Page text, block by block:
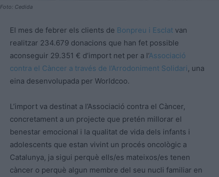
Foto: Cedida
El mes de febrer els clients de Bonpreu i Esclat van
realitzar 234.679 donacions que han fet possible
aconseguir 29.351 € d’import net per a l’Associació
contra el Càncer a través de l’Arrodoniment Solidari, una
eina desenvolupada per Worldcoo.
L’import va destinat a l’Associació contra el Càncer,
concretament a un projecte que pretén millorar el
benestar emocional i la qualitat de vida dels infants i
adolescents que estan vivint un procés oncològic a
Catalunya, ja sigui perquè ells/es mateixos/es tenen
càncer o perquè algun membre del seu nucli familiar en